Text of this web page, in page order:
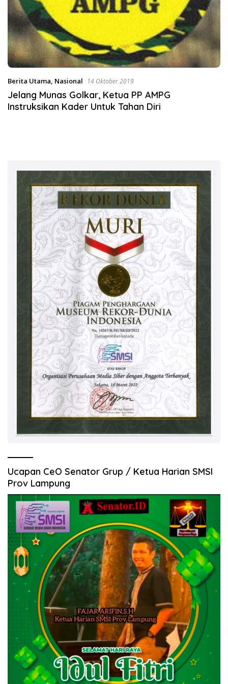
Berita Utama, Nasional 14 Oktober 2019
Jelang Munas Golkar, Ketua PP AMPG
Instruksikan Kader Untuk Tahan Diri
Ucapan CeO Senator Grup / Ketua Harian SMSI
Prov Lampung